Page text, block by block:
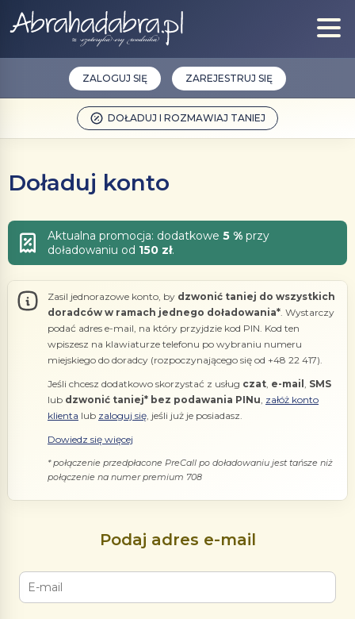
DOŁADUJ I ROZMAWIAJ TANIEJ
ZALOGUJ SIĘ ZAREJESTRUJ SIĘ
Doładuj konto
Aktualna promocja: dodatkowe 5 % przy
doładowaniu od 150 zł.
Zasil jednorazowe konto, by dzwonić taniej do wszystkich
doradców w ramach jednego doładowania* . Wystarczy
podać adres e-mail, na który przyjdzie kod PIN. Kod ten
wpiszesz na klawiaturze telefonu po wybraniu numeru
miejskiego do doradcy (rozpoczynającego się od +48 22 417).
Jeśli chcesz dodatkowo skorzystać z usług czat e-mail SMS
lub dzwonić taniej* bez podawania PINu załóż konto
klienta lub zaloguj się , jeśli już je posiadasz.
Dowiedz się więcej
* połączenie przedpłacone PreCall po doładowaniu jest tańsze niż
połączenie na numer premium 708
Podaj adres e-mail